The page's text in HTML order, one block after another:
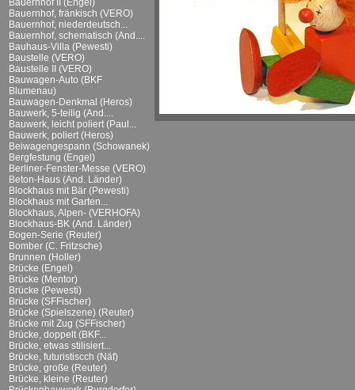
Bauernhof II (Engel)
Bauernhof, fränkisch (VERO)
Bauernhof, niederdeutsch...
Bauernhof, schematisch (And....
Bauhaus-Villa (Pewesti)
Baustelle (VERO)
Baustelle II (VERO)
Bauwagen-Auto (BKF
Blumenau)
Bauwagen-Denkmal (Heros)
Bauwerk, 5-teilig (And....
Bauwerk, leicht poliert (Paul...
Bauwerk, poliert (Heros)
Beiwagengespann (Schowanek)
Bergfestung (Engel)
Berliner-Fenster-Messe (VERO)
Beton-Haus (And. Länder)
Blockhaus mit Bär (Pewesti)
Blockhaus mit Garten...
Blockhaus, Alpen- (VERHOFA)
Blockhaus-BK (And. Länder)
Bogen-Serie (Reuter)
Bomber (C. Fritzsche)
Brunnen (Holler)
Brücke (Engel)
Brücke (Mentor)
Brücke (Pewesti)
Brücke (SFFischer)
Brücke (Spielszene) (Reuter)
Brücke mit Zug (SFFischer)
Brücke, doppelt (BKF...
Brücke, etwas stilisiert...
Brücke, futuristiscch (Näf)
Brücke, große (Reuter)
Brücke, kleine (Reuter)